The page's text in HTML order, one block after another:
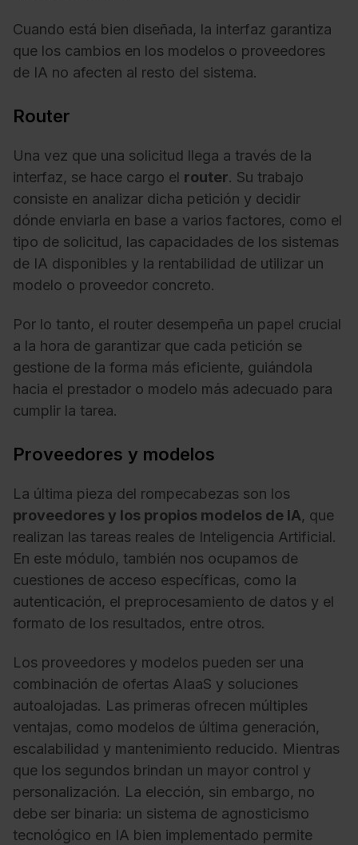
Cuando está bien diseñada, la interfaz garantiza
que los cambios en los modelos o proveedores
de IA no afecten al resto del sistema.
Router
Una vez que una solicitud llega a través de la
interfaz, se hace cargo el router. Su trabajo
consiste en analizar dicha petición y decidir
dónde enviarla en base a varios factores, como el
tipo de solicitud, las capacidades de los sistemas
de IA disponibles y la rentabilidad de utilizar un
modelo o proveedor concreto.
Por lo tanto, el router desempeña un papel crucial
a la hora de garantizar que cada petición se
gestione de la forma más eficiente, guiándola
hacia el prestador o modelo más adecuado para
cumplir la tarea.
Proveedores y modelos
La última pieza del rompecabezas son los
proveedores y los propios modelos de IA, que
realizan las tareas reales de Inteligencia Artificial.
En este módulo, también nos ocupamos de
cuestiones de acceso específicas, como la
autenticación, el preprocesamiento de datos y el
formato de los resultados, entre otros.
Los proveedores y modelos pueden ser una
combinación de ofertas AIaaS y soluciones
autoalojadas. Las primeras ofrecen múltiples
ventajas, como modelos de última generación,
escalabilidad y mantenimiento reducido. Mientras
que los segundos brindan un mayor control y
personalización. La elección, sin embargo, no
debe ser binaria: un sistema de agnosticismo
tecnológico en IA bien implementado permite